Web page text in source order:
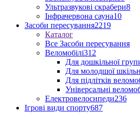
Ультразвукові скрабери8
Інфрачервона сауна10
Засоби пересування2219
Каталог
Все Засоби пересування
Веломобілі312
Для дошкільної
Для молодшої
Для підлітків
Універсальні
Електровелосипеди236
Ігрові види спорту687